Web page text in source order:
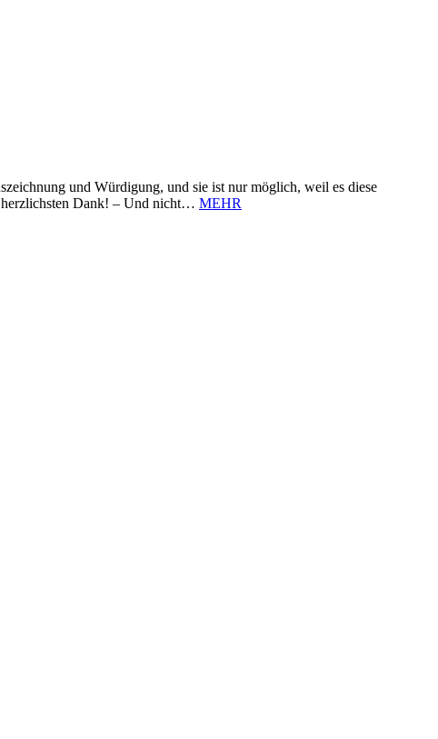
und Würdigung, und sie ist nur möglich, weil es diese
herzlichsten Dank! – Und nicht… MEHR